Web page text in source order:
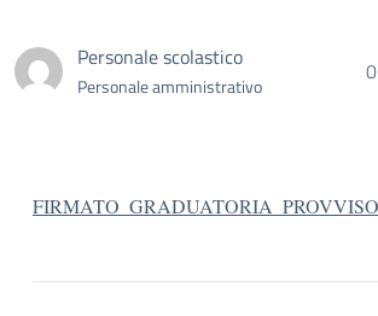
Personale scolastico
Personale amministrativo 0